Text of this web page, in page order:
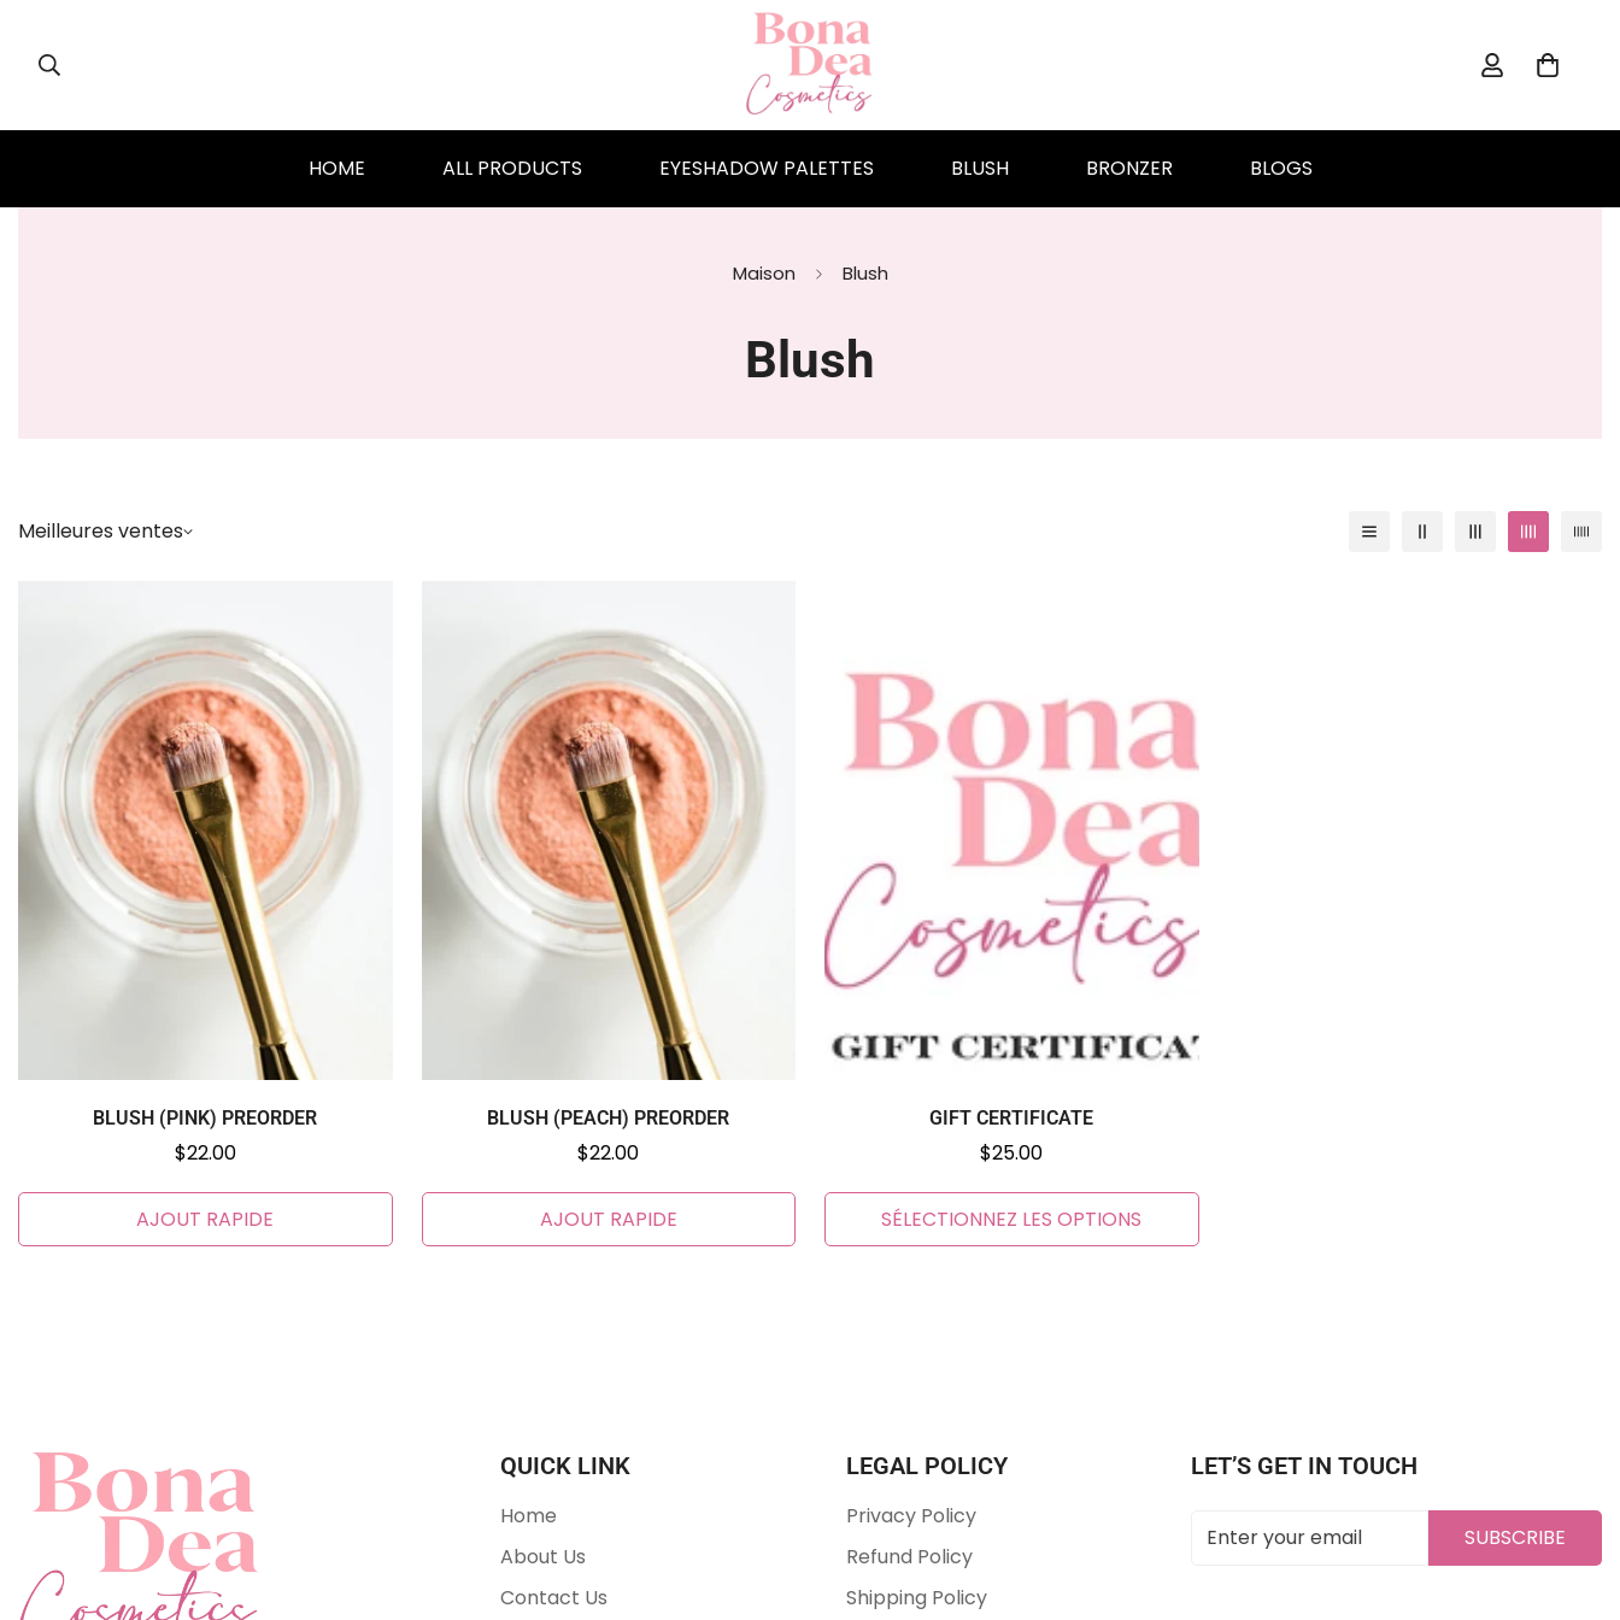
HOME ALL PRODUCTS EYESHADOW PALETTES BLUSH BRONZER BLOGS
Maison Blush
Blush
Meilleures ventes
BLUSH (PINK) PREORDER
Prix
habituel
$22.00
AJOUT RAPIDE
BLUSH (PEACH) PREORDER
Prix
habituel
$22.00
AJOUT RAPIDE
GIFT CERTIFICATE
Prix
habituel
$25.00
SÉLECTIONNEZ LES OPTIONS
QUICK LINK
Home
About Us
Contact Us
LEGAL POLICY
Privacy Policy
Refund Policy
Shipping Policy
LET’S GET IN TOUCH
SUBSCRIBE
CONFIRM YOUR AGE
Are you 18 years old or older?
NO, I'M NOT YES, I AM